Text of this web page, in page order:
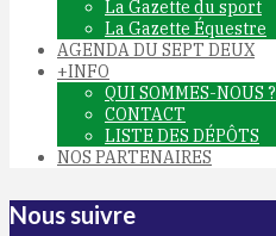
La Gazette du sport
La Gazette Équestre
AGENDA DU SEPT DEUX
+INFO
QUI SOMMES-NOUS ?
CONTACT
LISTE DES DÉPÔTS
NOS PARTENAIRES
Nous suivre